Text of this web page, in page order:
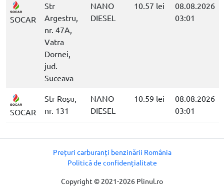
SOCAR
Str
Argestru,
nr. 47A,
Vatra
Dornei,
jud.
Suceava
NANO
DIESEL
10.57 lei
08.08.2026
03:01
SOCAR
Str Roșu,
nr. 131
NANO
DIESEL
10.59 lei
08.08.2026
03:01
Copyright © 2021-2026 Plinul.ro
Prețuri carburanți benzinării România
Politică de confidențialitate